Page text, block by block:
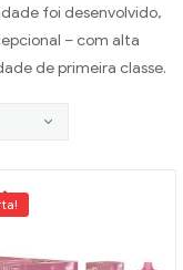
foi desenvolvido,
– com alta
de primeira classe.